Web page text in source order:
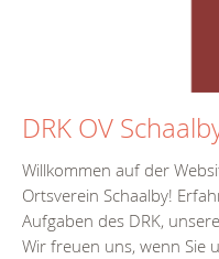
DRK OV
Willkommen auf der
Ortsverein Schaalby!
Aufgaben des DRK,
Wir freuen uns, wenn Sie